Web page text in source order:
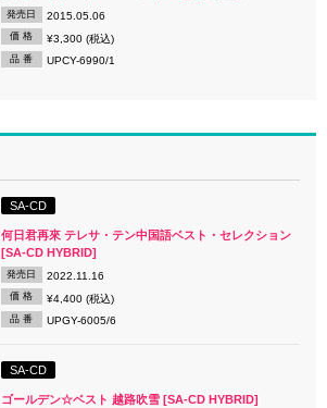
発売日 2015.05.06
価 格 ¥3,300 (税込)
品 番 UPCY-6990/1
SA-CD
何日君再來 テレサ・テン中国語ベスト・セレクション
[SA-CD HYBRID]
発売日 2022.11.16
価 格 ¥4,400 (税込)
品 番 UPGY-6005/6
SA-CD
ゴールデン☆ベスト 越路吹雪 [SA-CD HYBRID]